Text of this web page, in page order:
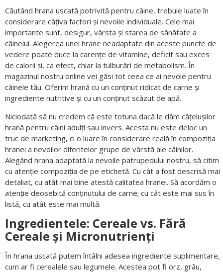
Căutând hrana uscată potrivită pentru câine, trebuie luate în
considerare câțiva factori și nevoile individuale. Cele mai
importante sunt, desigur, vârsta și starea de sănătate a
câinelui. Alegerea unei hrane neadaptate din aceste puncte de
vedere poate duce la carențe de vitamine, deficit sau exces
de calorii și, ca efect, chiar la tulburări de metabolism. În
magazinul nostru online vei găsi tot ceea ce ai nevoie pentru
câinele tău. Oferim hrană cu un conținut ridicat de carne și
ingrediente nutritive și cu un conținut scăzut de apă.
Niciodată să nu credem că este totuna dacă le dăm cățelușilor
hrană pentru câini adulți sau invers. Acesta nu este deloc un
truc de marketing, ci o luare în considerare reală în compoziția
hranei a nevoilor diferitelor grupe de vârstă ale câinilor.
Alegând hrana adaptată la nevoile patrupedului nostru, să citim
cu atenție compoziția de pe etichetă. Cu cât a fost descrisă mai
detaliat, cu atât mai bine atestă calitatea hranei. Să acordăm o
atenție deosebită conținutului de carne; cu cât este mai sus în
listă, cu atât este mai multă.
Ingredientele: Cereale vs. Fără
Cereale și Micronutrienți
În hrana uscată putem întâlni adesea ingrediente suplimentare,
cum ar fi cerealele sau legumele. Acestea pot fi orz, grâu,